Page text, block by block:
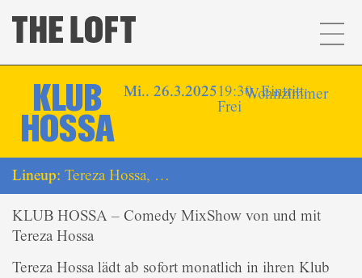
KLUB
HOSSA
Mi.. 26.3.202519:30, Eintritt:
Frei
Wohnzimmer
Lineup: Tereza Hossa, …
KLUB HOSSA – Comedy MixShow von und mit
Tereza Hossa
Tereza Hossa lädt ab sofort monatlich in ihren Klub